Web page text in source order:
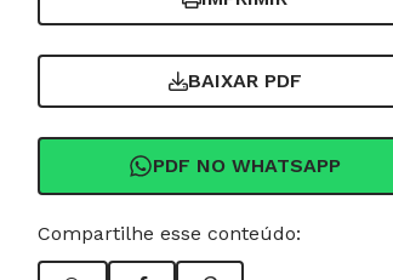
BAIXAR PDF
PDF NO WHATSAPP
Compartilhe esse conteúdo: